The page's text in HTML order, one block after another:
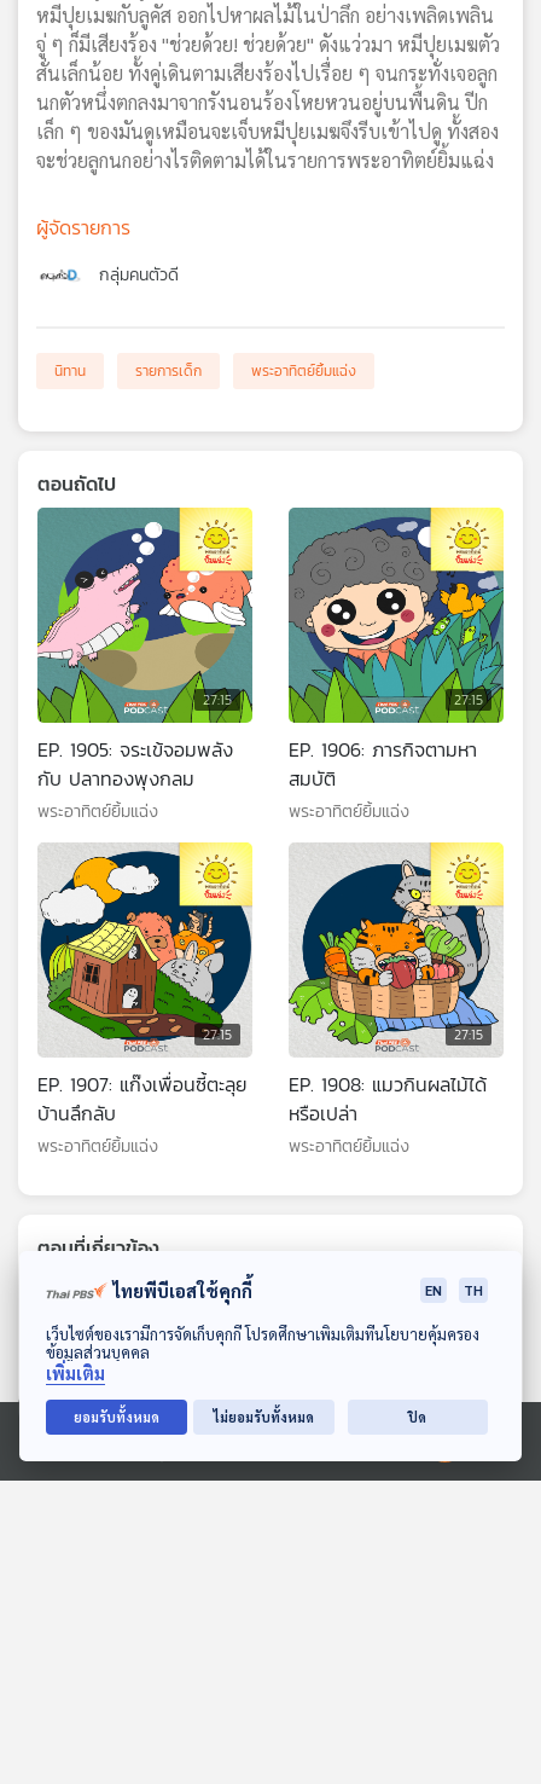
ดาวน์โหลด Thai PBS Podcast Application
Ⓒ 2020 องค์การกระจายเสียงและแพร่ภาพสาธารณะแห่งประเทศไทย
หมีปุยเมฆกับลูคัส ออกไปหาผลไม้ในป่าลึก อย่างเพลิดเพลิน
จู่ ๆ ก็มีเสียงร้อง "ช่วยด้วย! ช่วยด้วย" ดังแว่วมา หมีปุยเมฆตัว
สั่นเล็กน้อย ทั้งคู่เดินตามเสียงร้องไปเรื่อย ๆ จนกระทั่งเจอลูก
นกตัวหนึ่งตกลงมาจากรังนอนร้องโหยหวนอยู่บนพื้นดิน ปีก
เล็ก ๆ ของมันดูเหมือนจะเจ็บหมีปุยเมฆจึงรีบเข้าไปดู ทั้งสอง
จะช่วยลูกนกอย่างไรติดตามได้ในรายการพระอาทิตย์ยิ้มแฉ่ง
ผู้จัดรายการ
กลุ่มคนตัวดี
นิทาน รายการเด็ก พระอาทิตย์ยิ้มแฉ่ง
ตอนถัดไป
27:15
EP. 1905: จระเข้จอมพลัง
กับ ปลาทองพุงกลม
พระอาทิตย์ยิ้มแฉ่ง
27:15
EP. 1906: ภารกิจตามหา
สมบัติ
พระอาทิตย์ยิ้มแฉ่ง
27:15
EP. 1907: แก๊งเพื่อนซี้ตะลุย
บ้านลึกลับ
พระอาทิตย์ยิ้มแฉ่ง
27:15
EP. 1908: แมวกินผลไม้ได้
หรือเปล่า
พระอาทิตย์ยิ้มแฉ่ง
ตอนที่เกี่ยวข้อง
27:15 27:15
ไทยพีบีเอสใช้คุกกี้ EN TH
เว็บไซต์ของเรามีการจัดเก็บคุกกี้ โปรดศึกษาเพิ่มเติมที่นโยบายคุ้มครอง
ข้อมูลส่วนบุคคล
เพิ่มเติม
ยอมรับทั้งหมด ไม่ยอมรับทั้งหมด ปิด